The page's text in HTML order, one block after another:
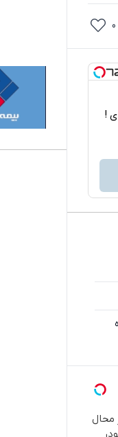
0
!
محال